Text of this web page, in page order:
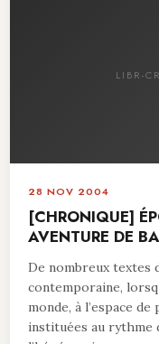
LIBR-
28 NOV 2004
[CHRONIQUE]
AVENTURE DE
De nombreux textes
contemporaine,
monde, à l’espace
instituées au rythme